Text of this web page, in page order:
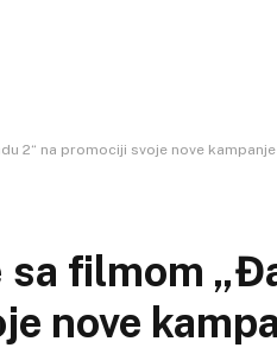
2“ na promociji svoje nove
filmom
nove